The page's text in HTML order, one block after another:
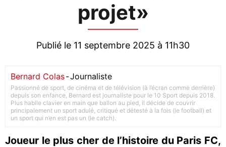
projet»
Publié le 11 septembre 2025 à 11h30
Bernard Colas-Journaliste
Passionné de sport, de cinéma et de télévision (à l’écran comme derrière)
depuis son enfance, Bernard est journaliste pour le 10 Sport depuis 2018.
Plus habile clavier en main que ballon au pied, il décide de couvrir
principalement un sport adulé, critiqué et détesté à la fois (le football) et
un sport qui n’en est pas un (le catch).
Joueur le plus cher de l’histoire du Paris FC,